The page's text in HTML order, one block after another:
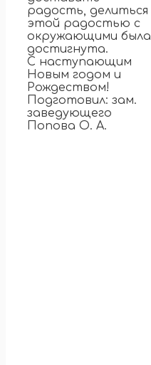
радость, делиться
этой радостью с
окружающими была
достигнута.
С наступающим
Новым годом и
Рождеством!
Подготовил: зам.
заведующего
Попова О. А.